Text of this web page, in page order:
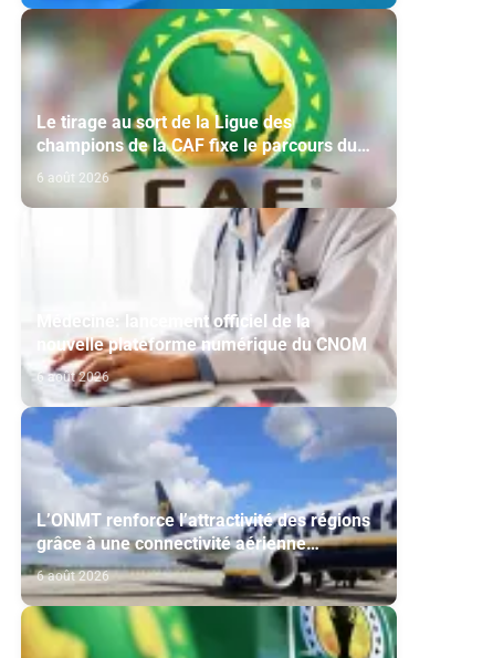
Le tirage au sort de la Ligue des
champions de la CAF fixe le parcours du
Maghreb de Fès et de la RS Berkane
6 août 2026
Médecine: lancement officiel de la
nouvelle plateforme numérique du CNOM
6 août 2026
L’ONMT renforce l’attractivité des régions
grâce à une connectivité aérienne
historique de Ryanair
6 août 2026